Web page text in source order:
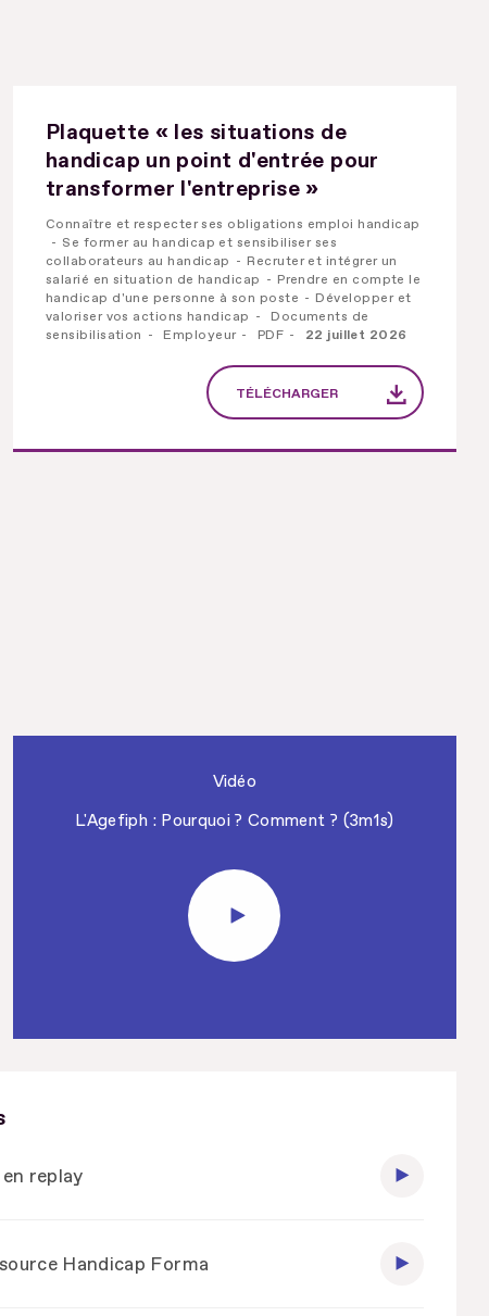
Plaquette « les situations de
handicap un point d'entrée pour
transformer l'entreprise »
Connaître et respecter ses obligations emploi handicap
Se former au handicap et sensibiliser ses
collaborateurs au handicap
Recruter et intégrer un
salarié en situation de handicap
Prendre en compte le
handicap d'une personne à son poste
Développer et
valoriser vos actions handicap
Documents de
sensibilisation
Employeur PDF 22 juillet 2026
TÉLÉCHARGER
Vidéo
L'Agefiph : Pourquoi ? Comment ? (3m1s)
replay
Handicap Forma